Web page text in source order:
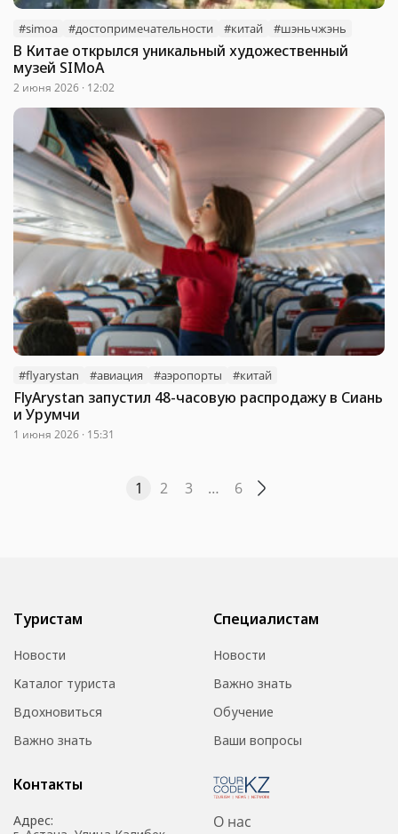
#simoa #достопримечательности #китай #шэньчжэнь
В Китае открылся уникальный художественный
музей SIMoA
2 июня 2026 · 12:02
#flyarystan #авиация #аэропорты #китай
FlyArystan запустил 48-часовую распродажу в Сиань
и Урумчи
1 июня 2026 · 15:31
1 2 3 … 6
Туристам
Новости
Каталог туриста
Вдохновиться
Важно знать
Специалистам
Новости
Важно знать
Обучение
Ваши вопросы
Контакты
Адрес:
О нас